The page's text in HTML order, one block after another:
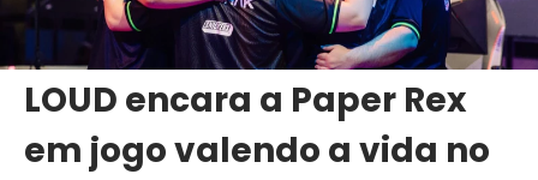
LOUD encara a Paper Rex
em jogo valendo a vida no